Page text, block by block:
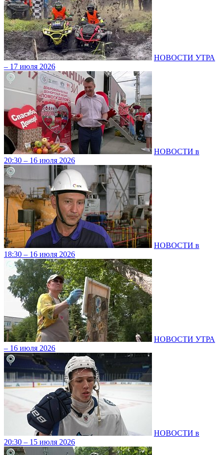
НОВОСТИ УТРА
– 17 июля 2026
НОВОСТИ в
20:30 – 16 июля 2026
НОВОСТИ в
18:30 – 16 июля 2026
НОВОСТИ УТРА
– 16 июля 2026
НОВОСТИ в
20:30 – 15 июля 2026